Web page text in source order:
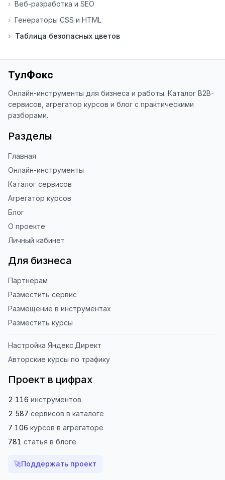
основе вашей обратной связи.
благодарен за отзыв о сайте в
наши инструменты!
Благодарю за доверие и
использование ToolFox! 🚀
› Веб-разработка и SEO
› Генераторы CSS и HTML
› Таблица безопасных цветов
ТулФокс
Онлайн-инструменты для бизнеса и работы. Каталог B2B-
сервисов, агрегатор курсов и блог с практическими
разборами.
Разделы
Главная
Онлайн-инструменты
Каталог сервисов
Агрегатор курсов
Блог
О проекте
Личный кабинет
Для бизнеса
Партнёрам
Разместить сервис
Размещение в инструментах
Разместить курсы
Настройка Яндекс.Директ
Авторские курсы по трафику
Проект в цифрах
2 116 инструментов
2 587 сервисов в каталоге
7 106 курсов в агрегаторе
781 статья в блоге
🚀Поддержать проект